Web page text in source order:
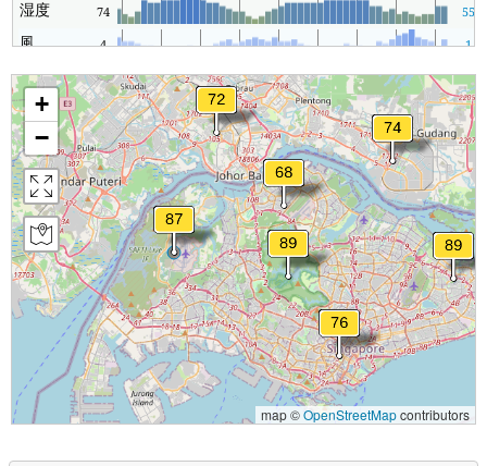
湿度 74 55
風 4 1
+
−
map ©OpenStreetMapcontributors